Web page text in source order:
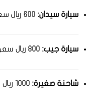
سيارة سيدان:
سيارة جيب:
شاحنة صغيرة: